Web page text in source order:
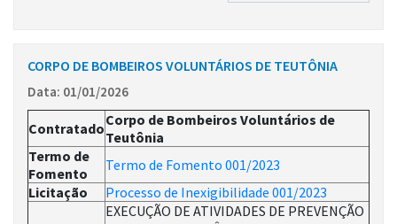
CORPO DE BOMBEIROS VOLUNTÁRIOS DE TEUTÔNIA
Data: 01/01/2026
ContratadoCorpo de Bombeiros Voluntários de
Teutônia
Termo de
Fomento
Termo de Fomento 001/2023
Licitação
Processo de Inexigibilidade 001/2023
EXECUÇÃO DE ATIVIDADES DE PREVENÇÃO